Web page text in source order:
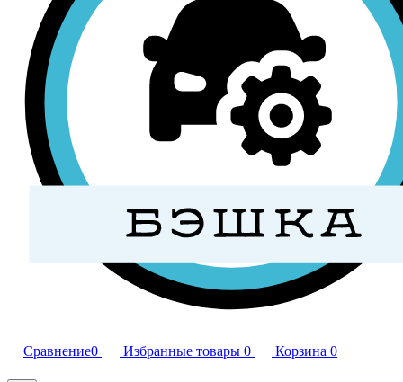
Сравнение0 Избранные товары 0 Корзина 0